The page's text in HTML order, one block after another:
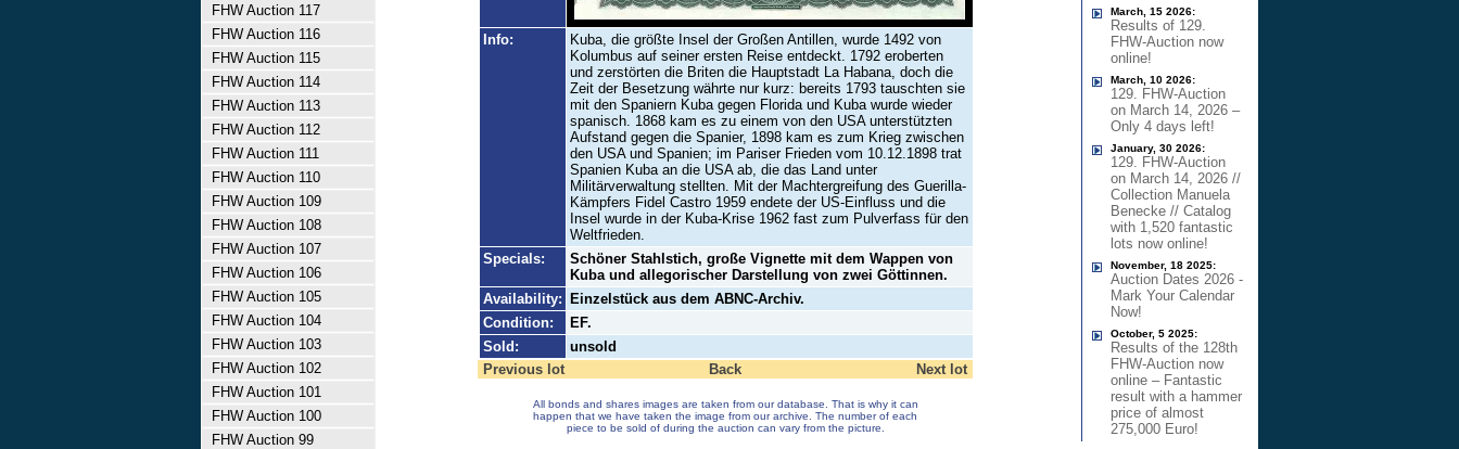
FHW Auction 117
FHW Auction 116
FHW Auction 115
FHW Auction 114
FHW Auction 113
FHW Auction 112
FHW Auction 111
FHW Auction 110
FHW Auction 109
FHW Auction 108
FHW Auction 107
FHW Auction 106
FHW Auction 105
FHW Auction 104
FHW Auction 103
FHW Auction 102
FHW Auction 101
FHW Auction 100
FHW Auction 99
Info:
Kuba, die größte Insel der Großen Antillen, wurde 1492 von
Kolumbus auf seiner ersten Reise entdeckt. 1792 eroberten
und zerstörten die Briten die Hauptstadt La Habana, doch die
Zeit der Besetzung währte nur kurz: bereits 1793 tauschten sie
mit den Spaniern Kuba gegen Florida und Kuba wurde wieder
spanisch. 1868 kam es zu einem von den USA unterstützten
Aufstand gegen die Spanier, 1898 kam es zum Krieg zwischen
den USA und Spanien; im Pariser Frieden vom 10.12.1898 trat
Spanien Kuba an die USA ab, die das Land unter
Militärverwaltung stellten. Mit der Machtergreifung des Guerilla-
Kämpfers Fidel Castro 1959 endete der US-Einfluss und die
Insel wurde in der Kuba-Krise 1962 fast zum Pulverfass für den
Weltfrieden.
Specials:
Schöner Stahlstich, große Vignette mit dem Wappen von
Kuba und allegorischer Darstellung von zwei Göttinnen.
Availability:
Einzelstück aus dem ABNC-Archiv.
Condition:
EF.
Sold:
unsold
Previous lot
Back Next lot
All bonds and shares images are taken from our database. That is why it can
happen that we have taken the image from our archive. The number of each
piece to be sold of during the auction can vary from the picture.
March, 15 2026:
Results of 129.
FHW-Auction now
online!
March, 10 2026:
129. FHW-Auction
on March 14, 2026 –
Only 4 days left!
January, 30 2026:
129. FHW-Auction
on March 14, 2026 //
Collection Manuela
Benecke // Catalog
with 1,520 fantastic
lots now online!
November, 18 2025:
Auction Dates 2026 -
Mark Your Calendar
Now!
October, 5 2025:
Results of the 128th
FHW-Auction now
online – Fantastic
result with a hammer
price of almost
275,000 Euro!